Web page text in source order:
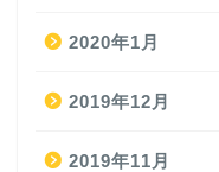
2020年1月
2019年12月
2019年11月